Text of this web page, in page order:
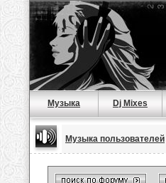
Музыка Dj Mixes
Музыка пользователей